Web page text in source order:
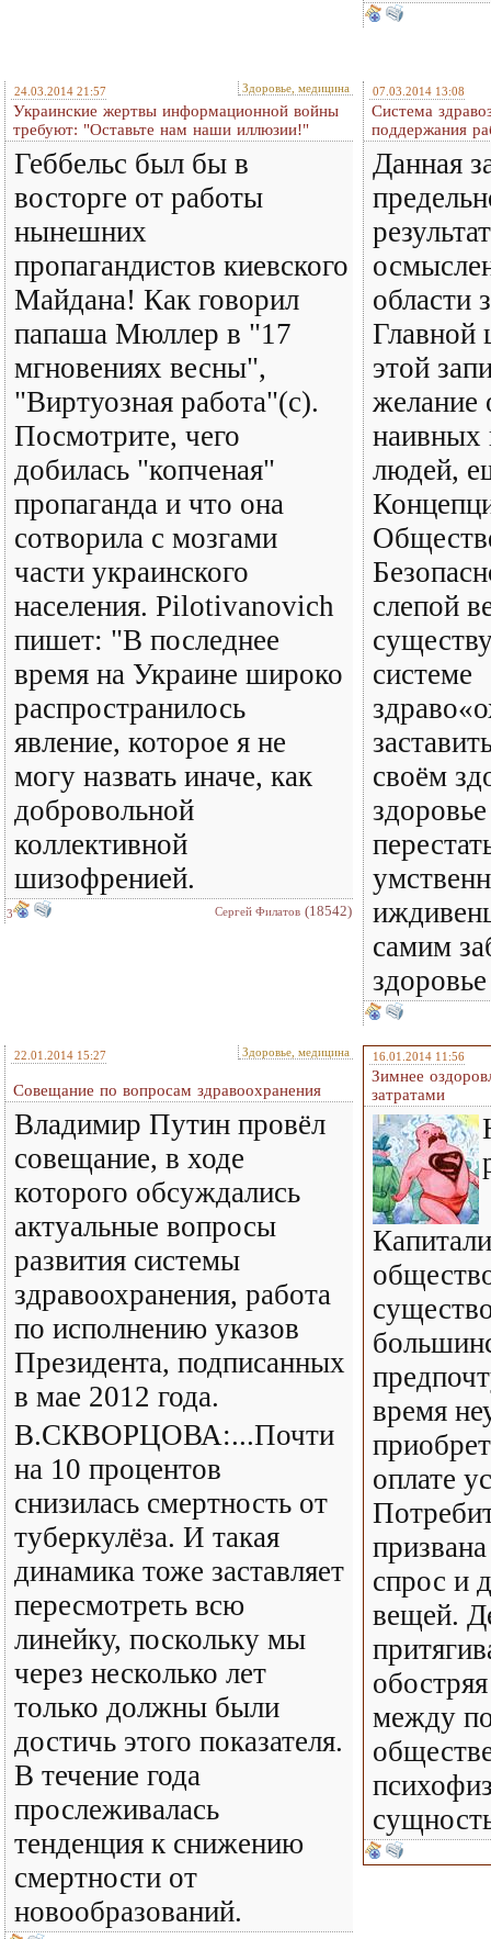
24.03.2014 21:57 Здоровье, медицина
Украинские жертвы информационной войны
требуют: "Оставьте нам наши иллюзии!"
Геббельс был бы в
восторге от работы
нынешних
пропагандистов киевского
Майдана! Как говорил
папаша Мюллер в "17
мгновениях весны",
"Виртуозная работа"(с).
Посмотрите, чего
добилась "копченая"
пропаганда и что она
сотворила с мозгами
части украинского
населения. Рilotivanovich
пишет: "В последнее
время на Украине широко
распространилось
явление, которое я не
могу назвать иначе, как
добровольной
коллективной
шизофренией.
3 Сергей Филатов (18542)
07.03.2014 13:08
Система
поддержания
Данная
области
Главной
этой
желание
наивных
людей,
слепой
системе
своём
самим
22.01.2014 15:27 Здоровье, медицина
Совещание по вопросам здравоохранения
Владимир Путин провёл
совещание, в ходе
которого обсуждались
актуальные вопросы
развития системы
здравоохранения, работа
по исполнению указов
Президента, подписанных
в мае 2012 года.
В.СКВОРЦОВА:...Почти
на 10 процентов
снизилась смертность от
туберкулёза. И такая
динамика тоже заставляет
пересмотреть всю
линейку, поскольку мы
через несколько лет
только должны были
достичь этого показателя.
В течение года
прослеживалась
тенденция к снижению
смертности от
новообразований.
16.01.2014 11:56
Зимнее
затратами
время
оплате
спрос и
вещей.
между